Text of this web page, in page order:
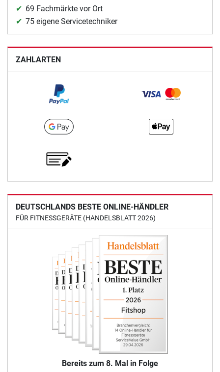
69 Fachmärkte vor Ort
75 eigene Servicetechniker
ZAHLARTEN
DEUTSCHLANDS BESTE ONLINE-HÄNDLER
FÜR FITNESSGERÄTE (HANDELSBLATT 2026)
Bereits zum 8. Mal in Folge